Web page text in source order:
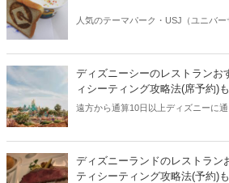
人気のテーマパーク・USJ（ユニバ
をジャンルごとにご紹介します♡
ディズニーシーのレストラン
ィシーティング攻略法(席予約)
遠方から通算10日以上ディズニーに
ディズニーランドのレストラ
ティシーティング攻略法(予約)